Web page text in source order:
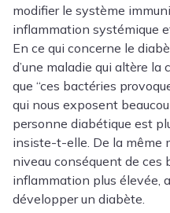
modifier le système
inflammation systémique
En ce qui concerne le
d’une maladie qui altère
que “ces bactéries
qui nous exposent
personne diabétique est
insiste-t-elle. De la même
niveau conséquent de ces
inflammation plus élevée,
développer un diabète.